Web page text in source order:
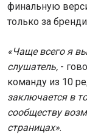
финальную
только за
«Чаще всего я
слушатель, -
команду из 10
заключается в
сообществу
страницах».